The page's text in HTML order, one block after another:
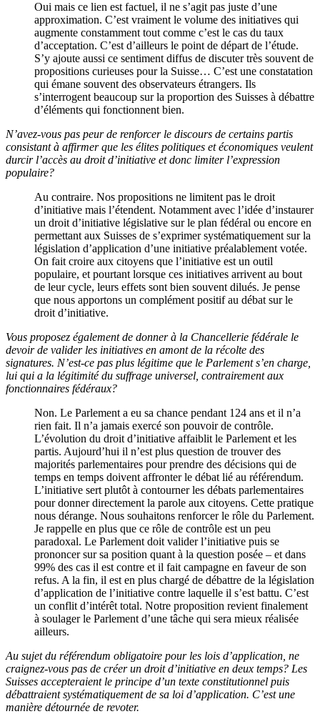
Oui mais ce lien est factuel, il ne s’agit pas juste d’une
approximation. C’est vraiment le volume des initiatives qui
augmente constamment tout comme c’est le cas du taux
d’acceptation. C’est d’ailleurs le point de départ de l’étude.
S’y ajoute aussi ce sentiment diffus de discuter très souvent de
propositions curieuses pour la Suisse… C’est une constatation
qui émane souvent des observateurs étrangers. Ils
s’interrogent beaucoup sur la proportion des Suisses à débattre
d’éléments qui fonctionnent bien.
N’avez-vous pas peur de renforcer le discours de certains partis
consistant à affirmer que les élites politiques et économiques veulent
durcir l’accès au droit d’initiative et donc limiter l’expression
populaire?
Au contraire. Nos propositions ne limitent pas le droit
d’initiative mais l’étendent. Notamment avec l’idée d’instaurer
un droit d’initiative législative sur le plan fédéral ou encore en
permettant aux Suisses de s’exprimer systématiquement sur la
législation d’application d’une initiative préalablement votée.
On fait croire aux citoyens que l’initiative est un outil
populaire, et pourtant lorsque ces initiatives arrivent au bout
de leur cycle, leurs effets sont bien souvent dilués. Je pense
que nous apportons un complément positif au débat sur le
droit d’initiative.
Vous proposez également de donner à la Chancellerie fédérale le
devoir de valider les initiatives en amont de la récolte des
signatures. N’est-ce pas plus légitime que le Parlement s’en charge,
lui qui a la légitimité du suffrage universel, contrairement aux
fonctionnaires fédéraux?
Non. Le Parlement a eu sa chance pendant 124 ans et il n’a
rien fait. Il n’a jamais exercé son pouvoir de contrôle.
L’évolution du droit d’initiative affaiblit le Parlement et les
partis. Aujourd’hui il n’est plus question de trouver des
majorités parlementaires pour prendre des décisions qui de
temps en temps doivent affronter le débat lié au référendum.
L’initiative sert plutôt à contourner les débats parlementaires
pour donner directement la parole aux citoyens. Cette pratique
nous dérange. Nous souhaitons renforcer le rôle du Parlement.
Je rappelle en plus que ce rôle de contrôle est un peu
paradoxal. Le Parlement doit valider l’initiative puis se
prononcer sur sa position quant à la question posée – et dans
99% des cas il est contre et il fait campagne en faveur de son
refus. A la fin, il est en plus chargé de débattre de la législation
d’application de l’initiative contre laquelle il s’est battu. C’est
un conflit d’intérêt total. Notre proposition revient finalement
à soulager le Parlement d’une tâche qui sera mieux réalisée
ailleurs.
Au sujet du référendum obligatoire pour les lois d’application, ne
craignez-vous pas de créer un droit d’initiative en deux temps? Les
Suisses accepteraient le principe d’un texte constitutionnel puis
débattraient systématiquement de sa loi d’application. C’est une
manière détournée de revoter.